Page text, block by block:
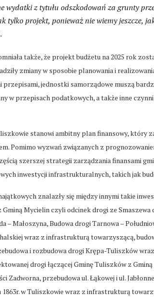
wydatki z tytułu odszkodowań za grunty
tylko projekt, ponieważ nie wiemy jeszcze,
także, że projekt budżetu na 2025 rok
zmiany w sposobie planowania i
jednostki samorządowe muszą
w przepisach podatkowych, a także inne
stanowi ambitny plan finansowy, który
Pomimo wyzwań związanych z
szerszej strategii zarządzania finansami
inwestycji infrastrukturalnych, takich jak
znalazły się między innymi takie
Mycielin czyli odcinek drogi ze Smaszewa
– Małoszyna, Budowa drogi Tarnowa –
wraz z infrastrukturą towarzyszącą,
i rozbudowa drogi Krępa-Tuliszków
drogi łączącej Gminę Tuliszków z
Zadworna, przebudowa ul. Łąkowej i ul.
w Tuliszkowie wraz z infrastrukturą